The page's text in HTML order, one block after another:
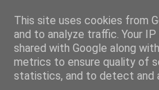
This site uses cookies from
and to analyze traffic. Your
shared with Google along
metrics to ensure quality of
statistics, and to detect and